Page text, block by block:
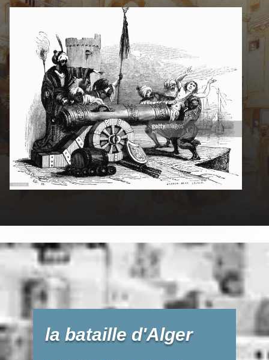
la bataille d'Alger